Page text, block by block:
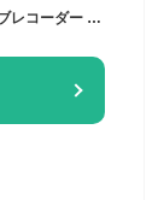
【前後カメラ分離式・Type-C配線一本化】ドライブレコーダー ミラー型 12インチ：20段階リアズーム・ソニーIMX307センサーで夜もスモーク車でも鮮明録画 デジタルインナーミラー HDRとWDR/広画角搭載 GPS/バック連動/東西LED信号機対応 ノイズ干渉対策済 スーパーキャパシタ内蔵 12V/24V日本車対応 64GBのSDカード PORMIDO-LINK【PR998C-II】